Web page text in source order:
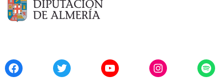
FacebookTwitter YouTubeInstagram